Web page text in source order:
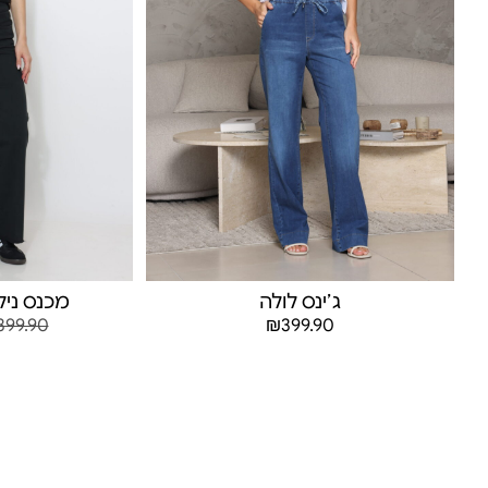
ג׳ינס לולה
₪399.90
מכנס